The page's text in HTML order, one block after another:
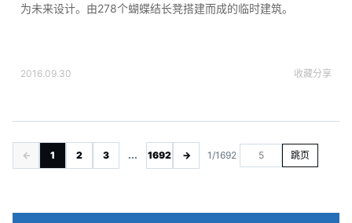
为未来设计。由278个蝴蝶结长凳搭建而成的临时建筑。
2016.09.30 收藏分享
← 1 2 3 ... 1692 → 1/1692 跳页